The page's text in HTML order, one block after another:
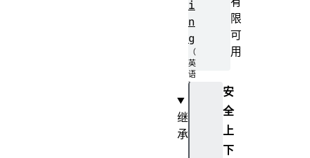
限
可
用
安
全
上
下
i
n
g
继
承